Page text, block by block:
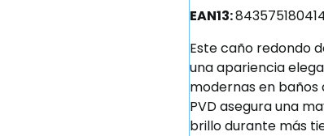
EAN13:
Este caño redondo
una apariencia
modernas en
PVD asegura una
brillo durante más